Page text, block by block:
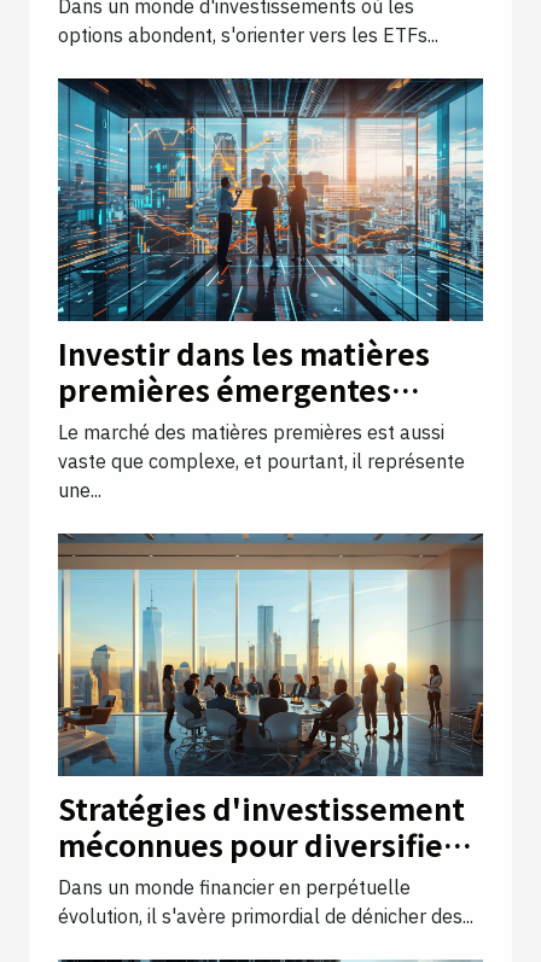
Dans un monde d'investissements où les
options abondent, s'orienter vers les ETFs...
Investir dans les matières
premières émergentes
quelles opportunités pour
les investisseurs avertis
Le marché des matières premières est aussi
vaste que complexe, et pourtant, il représente
une...
Stratégies d'investissement
méconnues pour diversifier
votre portefeuille en 2023
Dans un monde financier en perpétuelle
évolution, il s'avère primordial de dénicher des...